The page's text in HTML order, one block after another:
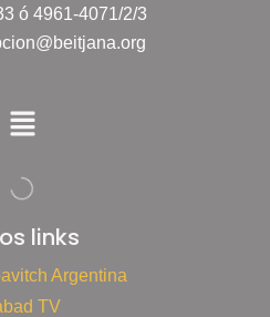
ó 4961-4071/2/3
links
Argentina
TV